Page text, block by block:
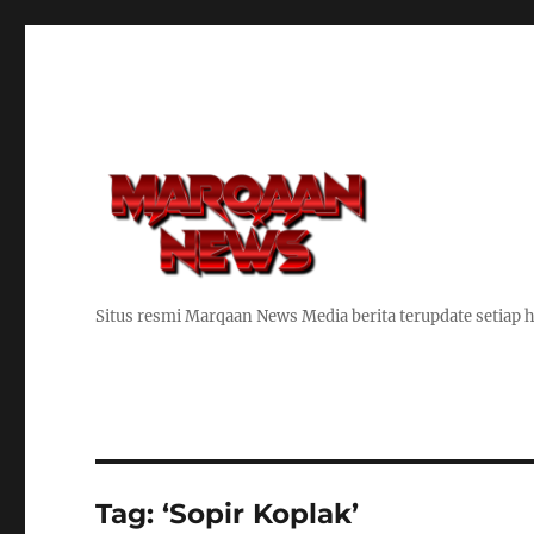
Situs resmi Marqaan News Media berita terupdate setiap
Tag:‘Sopir Koplak’